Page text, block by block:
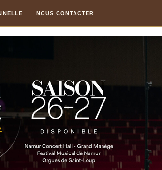
NOUS CONTACTER